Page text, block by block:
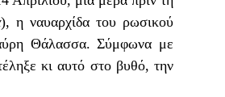
), η ναυαρχίδα του ρωσικού
Θάλασσα. Σύμφωνα με
κι αυτό στο βυθό, την